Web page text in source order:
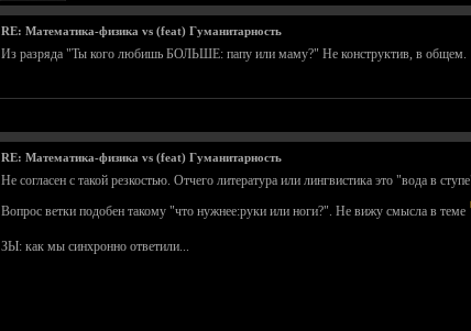
RE: Математика-физика vs (feat) Гуманитарность
Из разряда "Ты кого любишь БОЛЬШЕ: папу или маму?" Не конструктив, в общем.
RE: Математика-физика vs (feat) Гуманитарность
Не согласен с такой резкостью. Отчего литература или лингвистика это "вода в
Вопрос ветки подобен такому "что нужнее:руки или ноги?". Не вижу смысла в теме
ЗЫ: как мы синхронно ответили...